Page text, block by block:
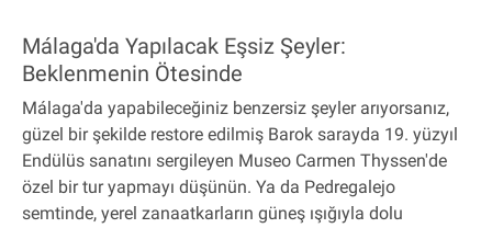
Málaga'da Yapılacak Eşsiz Şeyler:
Beklenmenin Ötesinde
Málaga'da yapabileceğiniz benzersiz şeyler arıyorsanız,
güzel bir şekilde restore edilmiş Barok sarayda 19. yüzyıl
Endülüs sanatını sergileyen Museo Carmen Thyssen'de
özel bir tur yapmayı düşünün. Ya da Pedregalejo
semtinde, yerel zanaatkarların güneş ışığıyla dolu